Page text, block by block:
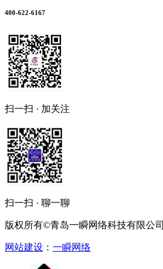
400-622-6167
扫一扫 · 加关注
扫一扫 · 聊一聊
版权所有©青岛一瞬网络科技有限公司
网站建设 ： 一瞬网络